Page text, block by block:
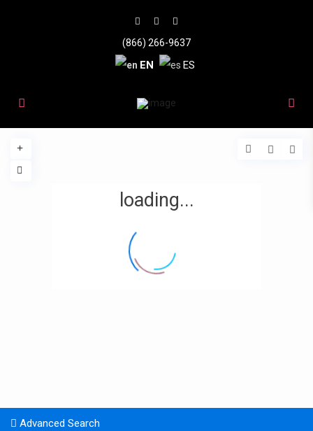
(866) 266-9637
EN ES
loading...
Advanced Search